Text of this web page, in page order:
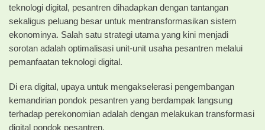
teknologi digital, pesantren dihadapkan dengan tantangan
sekaligus peluang besar untuk mentransformasikan sistem
ekonominya. Salah satu strategi utama yang kini menjadi
sorotan adalah optimalisasi unit-unit usaha pesantren melalui
pemanfaatan teknologi digital.
Di era digital, upaya untuk mengakselerasi pengembangan
kemandirian pondok pesantren yang berdampak langsung
terhadap perekonomian adalah dengan melakukan transformasi
digital pondok pesantren.